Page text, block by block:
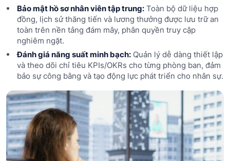
Bảo mật hồ sơ nhân viên tập trung:Toàn bộ dữ liệu hợp
đồng, lịch sử thăng tiến và lương thưởng được lưu trữ an
toàn trên nền tảng đám mây, phân quyền truy cập
nghiêm ngặt.
Đánh giá năng suất minh bạch:Quản lý dễ dàng thiết lập
và theo dõi chỉ tiêu KPIs/OKRs cho từng phòng ban, đảm
bảo sự công bằng và tạo động lực phát triển cho nhân sự.